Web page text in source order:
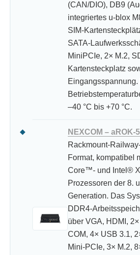
(CAN/DIO), DB9
integriertes u-blox
SIM-
SATA-
MiniPCIe, 2× M.2,
Kartensteckplatz
–40 °C bis +70 °C.
NEXCOM – aROK-
Rackmount-
Format, kompatibel
Core™- und Intel®
Prozessoren der 8.
Generation. Das
DDR4-
über VGA, HDMI,
COM, 4× USB 3.1,
Mini-PCIe, 3× M.2,